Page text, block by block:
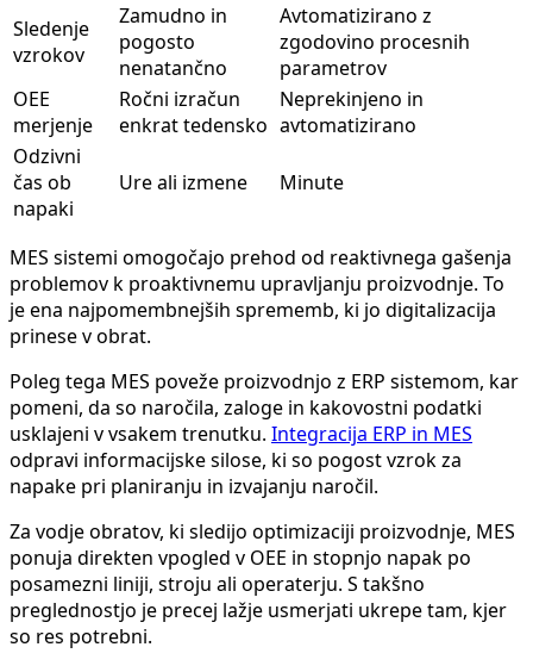
Sledenje
vzrokov
Zamudno in
pogosto
nenatančno
Avtomatizirano z
zgodovino procesnih
parametrov
OEE
merjenje
Ročni izračun
enkrat tedensko
Neprekinjeno in
avtomatizirano
Odzivni
čas ob
napaki
Ure ali izmene Minute
MES sistemi omogočajo prehod od reaktivnega gašenja
problemov k proaktivnemu upravljanju proizvodnje. To
je ena najpomembnejših sprememb, ki jo digitalizacija
prinese v obrat.
Poleg tega MES poveže proizvodnjo z ERP sistemom, kar
pomeni, da so naročila, zaloge in kakovostni podatki
usklajeni v vsakem trenutku. Integracija ERP in MES
odpravi informacijske silose, ki so pogost vzrok za
napake pri planiranju in izvajanju naročil.
Za vodje obratov, ki sledijo optimizaciji proizvodnje, MES
ponuja direkten vpogled v OEE in stopnjo napak po
posamezni liniji, stroju ali operaterju. S takšno
preglednostjo je precej lažje usmerjati ukrepe tam, kjer
so res potrebni.